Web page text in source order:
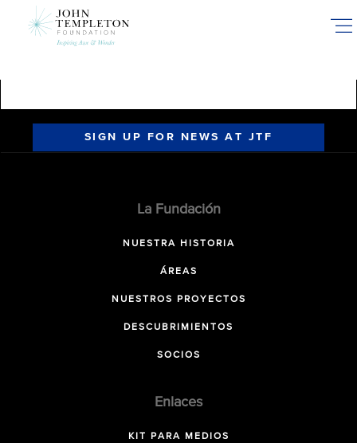
SIGN UP FOR NEWS AT JTF
La Fundación
NUESTRA HISTORIA
ÁREAS
NUESTROS PROYECTOS
DESCUBRIMIENTOS
SOCIOS
Enlaces
KIT PARA MEDIOS